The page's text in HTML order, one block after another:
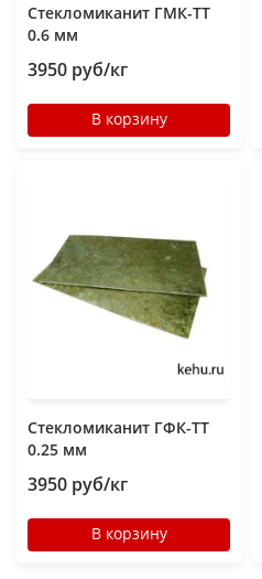
Стекломиканит ГМК-ТТ
0.6 мм
3950 руб/кг
В корзину
Стекломиканит ГФК-ТТ
0.25 мм
3950 руб/кг
В корзину